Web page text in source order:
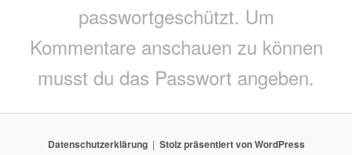
passwortgeschützt. Um
Kommentare anschauen zu können
musst du das Passwort angeben.
Datenschutzerklärung Stolz präsentiert von WordPress